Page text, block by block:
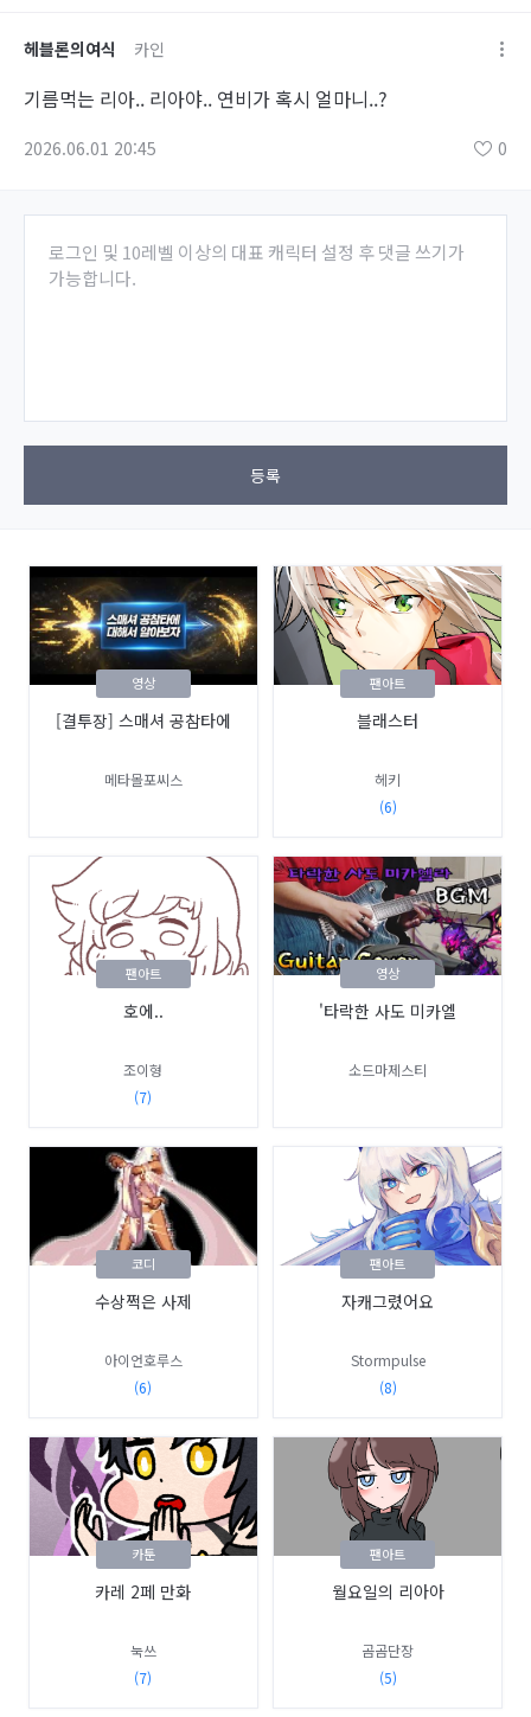
헤블론의여식 카인
기름먹는 리아.. 리아야.. 연비가 혹시 얼마니..?
2026.06.01 20:45 0
로그인 및 10레벨 이상의 대표 캐릭터 설정 후 댓글 쓰기가
가능합니다.
등록
[결투장] 스매셔 공참타에
메타몰포씨스
영상
블래스터
헤키
(6)
팬아트
호에..
조이형
(7)
팬아트
'타락한 사도 미카엘
소드마제스티
영상
수상쩍은 사제
아이언호루스
(6)
코디
자캐그렸어요
Stormpulse
(8)
팬아트
카레 2페 만화
눅쓰
(7)
카툰
월요일의 리아아
곰곰단장
(5)
팬아트